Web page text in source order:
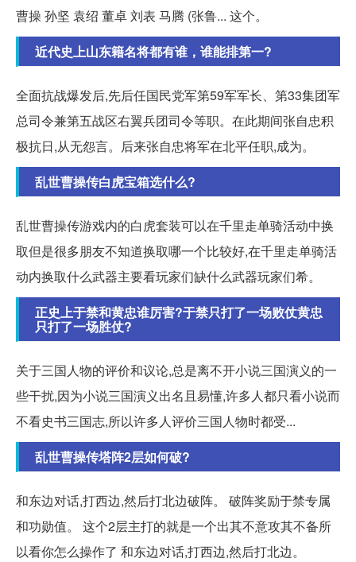
曹操 孙坚 袁绍 董卓 刘表 马腾 (张鲁... 这个。
近代史上山东籍名将都有谁，谁能排第一?
全面抗战爆发后,先后任国民党军第59军军长、第33集团军
总司令兼第五战区右翼兵团司令等职。在此期间张自忠积
极抗日,从无怨言。后来张自忠将军在北平任职,成为。
乱世曹操传白虎宝箱选什么?
乱世曹操传游戏内的白虎套装可以在千里走单骑活动中换
取但是很多朋友不知道换取哪一个比较好,在千里走单骑活
动内换取什么武器主要看玩家们缺什么武器玩家们希。
正史上于禁和黄忠谁厉害?于禁只打了一场败仗黄忠
只打了一场胜仗?
关于三国人物的评价和议论,总是离不开小说三国演义的一
些干扰,因为小说三国演义出名且易懂,许多人都只看小说而
不看史书三国志,所以许多人评价三国人物时都受...
乱世曹操传塔阵2层如何破?
和东边对话,打西边,然后打北边破阵。 破阵奖励于禁专属
和功勋值。 这个2层主打的就是一个出其不意攻其不备所
以看你怎么操作了 和东边对话,打西边,然后打北边。